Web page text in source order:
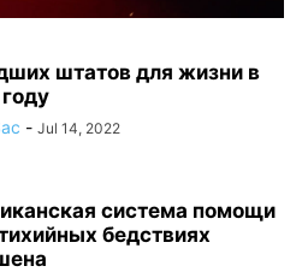
штатов для жизни в
- Jul 14, 2022
система помощи
бедствиях